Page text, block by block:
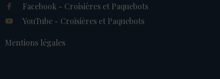
Facebook - Croisières et Paquebots
YouTube - Croisières et Paquebots
Mentions légales